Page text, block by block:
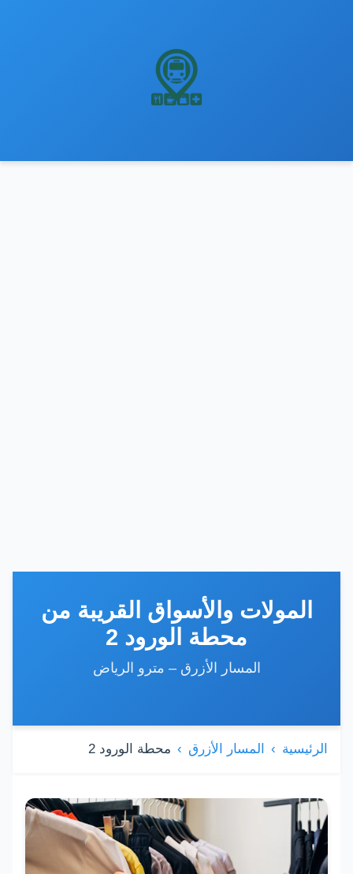
المولات والأسواق القريبة من
محطة الورود 2
المسار الأزرق – مترو الرياض
الرئيسية المسار الأزرق محطة الورود 2
قائمة المولات والأسواق